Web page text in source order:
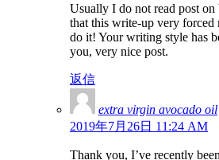
Usually I do not read post
that this write-up very forced
do it! Your writing style has
you, very nice post.
返信
extra virgin avocado oil
2019年7月26日 11:24 AM
Thank you, I’ve recently